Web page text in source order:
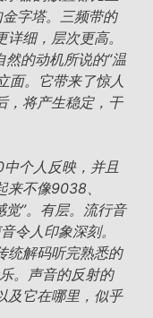
字塔。三频带的
细，层次更高。
的动机所说的“温
面。它带来了惊人
，将产生稳定，干
个人反映，并且
来不像9038、
”。有层。流行音
令人印象深刻。
统解码听完熟悉的
。声音的反射的
及它在哪里，似乎